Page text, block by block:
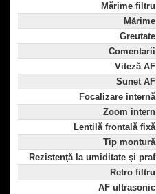
Mărime filtru
Mărime
Greutate
Comentarii
Viteză AF
Sunet AF
Focalizare internă
Zoom intern
Lentilă frontală fixă
Tip montură
Rezistenţă la umiditate şi praf
Retro filtru
AF ultrasonic